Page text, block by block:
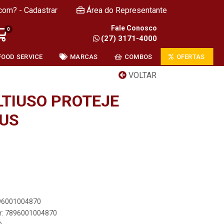
- Cadastrar Área do Representante
0 Fale Conosco
(27) 3171-4000
SERVICE MARCAS COMBOS OFERTAS
VOLTAR
PROTEJE
7896001004870